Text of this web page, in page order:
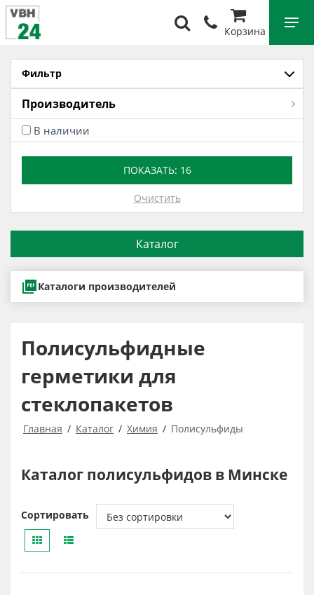
Корзина
Фильтр
Производитель
В наличии
ПОКАЗАТЬ: 16
Очистить
Каталог
Каталоги производителей
Полисульфидные
герметики для
стеклопакетов
Главная Каталог Химия Полисульфиды
Каталог полисульфидов в Минске
Сортировать